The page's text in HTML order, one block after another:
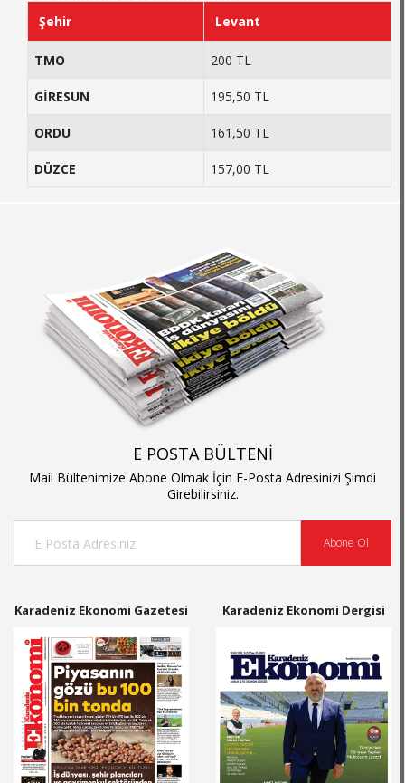
Şehir
Levant
TMO 200 TL
GİRESUN 195,50 TL
ORDU 161,50 TL
DÜZCE 157,00 TL
E POSTA BÜLTENİ
Mail Bültenimize Abone Olmak İçin E-Posta Adresinizi Şimdi
Girebilirsiniz.
Abone Ol
Karadeniz Ekonomi Gazetesi Karadeniz Ekonomi Dergisi